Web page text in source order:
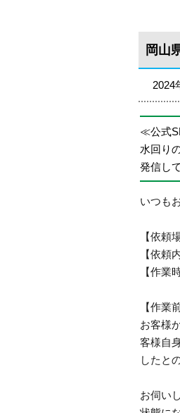
岡山
2024
≪公式
水回り
発信し
いつも
【依頼
【依頼
【作業
【作業
お客様
客様自
したと
お伺い